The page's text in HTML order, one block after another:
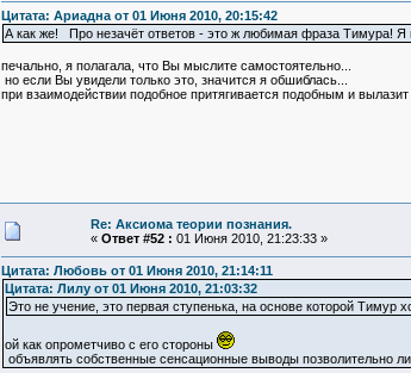
Цитата: Ариадна от 01 Июня 2010, 20:15:42
А как же! Про незачёт ответов - это ж любимая фраза Тимура!
печально, я полагала, что Вы мыслите самостоятельно...
но если Вы увидели только это, значится я обшиблась...
при взаимодействии подобное притягивается подобным и
Re: Аксиома теории познания.
« Ответ #52 : 01 Июня 2010, 21:23:33 »
Цитата: Любовь от 01 Июня 2010, 21:14:11
Цитата: Лилу от 01 Июня 2010, 21:03:32
Это не учение, это первая ступенька, на основе которой
ой как опрометчиво с его стороны
объявлять собственные сенсационные выводы позволительно